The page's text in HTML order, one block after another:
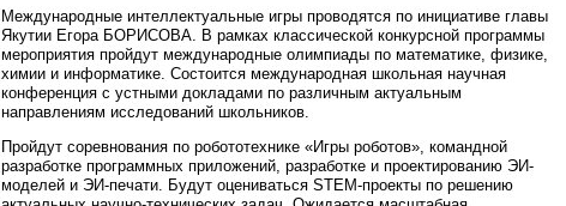
Международные интеллектуальные игры проводятся по инициативе главы
Якутии Егора БОРИСОВА. В рамках классической конкурсной программы
мероприятия пройдут международные олимпиады по математике, физике,
химии и информатике. Состоится международная школьная научная
конференция с устными докладами по различным актуальным
направлениям исследований школьников.
Пройдут соревнования по робототехнике «Игры роботов», командной
разработке программных приложений, разработке и проектированию ЭИ-
моделей и ЭИ-печати. Будут оцениваться STEM-проекты по решению